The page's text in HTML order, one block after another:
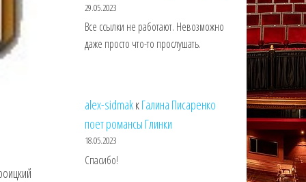
29.05.2023
Все ссылки не работают. Невозможно
даже просто что-то прослушать.
alex-sidmakкГалина Писаренко
поет романсы Глинки
18.05.2023
Спасибо!